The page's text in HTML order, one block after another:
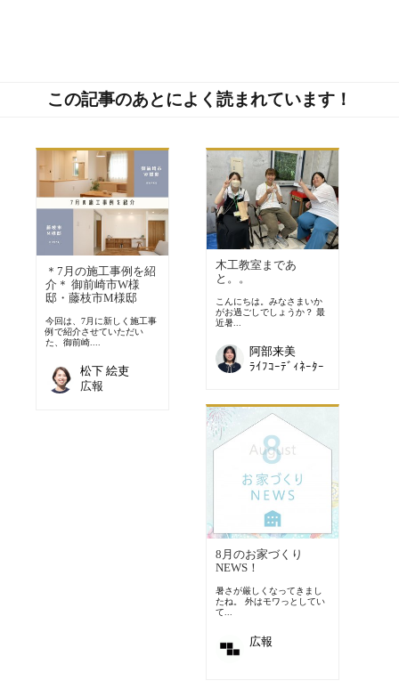
この記事のあとによく読まれています！
＊7月の施工事例を紹
介＊ 御前崎市W様
邸・藤枝市M様邸
今回は、7月に新しく施工事
例で紹介させていただい
た、御前崎....
松下 絵吏
広報
木工教室まであ
と。。
こんにちは。みなさまいか
がお過ごしでしょうか？ 最
近暑...
阿部来美
ﾗｲﾌｺｰﾃﾞｨﾈｰﾀｰ
8月のお家づくり
NEWS！
暑さが厳しくなってきまし
たね。 外はモワっとしてい
て...
広報